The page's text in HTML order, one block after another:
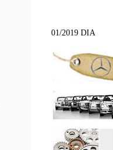
01/2019 DIA